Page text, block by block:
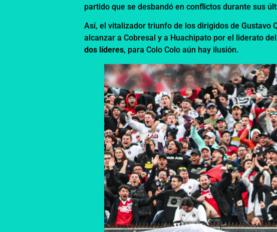
partido que se desbandó en conflictos durante sus
Así, el vitalizador triunfo de los dirigidos de Gustavo
alcanzar a Cobresal y a Huachipato por el liderato
dos líderes, para Colo Colo aún hay ilusión.